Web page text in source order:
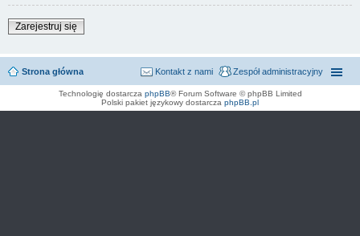
Zarejestruj się
Strona główna Zespół administracyjny
Kontakt z nami
Technologię dostarcza phpBB® Forum Software © phpBB Limited
Polski pakiet językowy dostarcza phpBB.pl